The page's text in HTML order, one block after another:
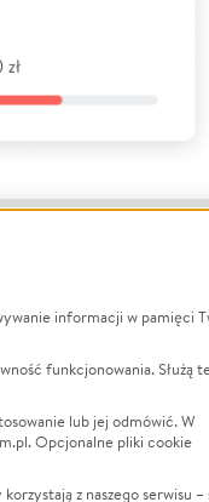
LGBTQ+
Powódź
Wichura
informacji w pamięci
funkcjonowania. Służą
lub jej odmówić. W
Opcjonalne pliki cookie
z naszego serwisu –